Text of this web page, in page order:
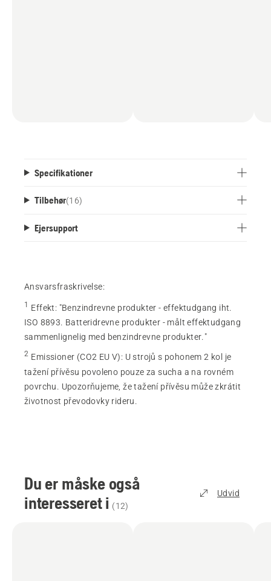
Specifikationer
Tilbehør(16)
Ejersupport
Ansvarsfraskrivelse:
1 Effekt: "Benzindrevne produkter - effektudgang iht.
ISO 8893. Batteridrevne produkter - målt effektudgang
sammenlignelig med benzindrevne produkter."
2 Emissioner (CO2 EU V): U strojů s pohonem 2 kol je
tažení přívěsu povoleno pouze za sucha a na rovném
povrchu. Upozorňujeme, že tažení přívěsu může zkrátit
životnost převodovky rideru.
Du er måske også
interesseret i (12)
Udvid